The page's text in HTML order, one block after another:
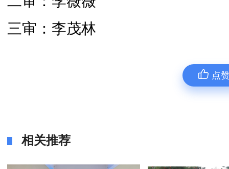
三审：李茂林
点
相关推荐